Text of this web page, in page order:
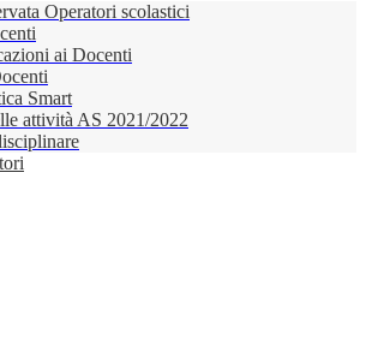
Operatori scolastici
ai Docenti
Smart
attività AS 2021/2022